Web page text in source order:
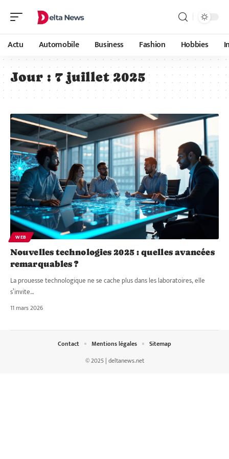
Actu Automobile Business Fashion Hobbies
Jour : 7 juillet 2025
WEB
Nouvelles technologies 2025 : quelles avancées
remarquables ?
La prouesse technologique ne se cache plus dans les laboratoires, elle
s’invite…
11 mars 2026
© 2025 | deltanews.net
Contact Mentions légales Sitemap